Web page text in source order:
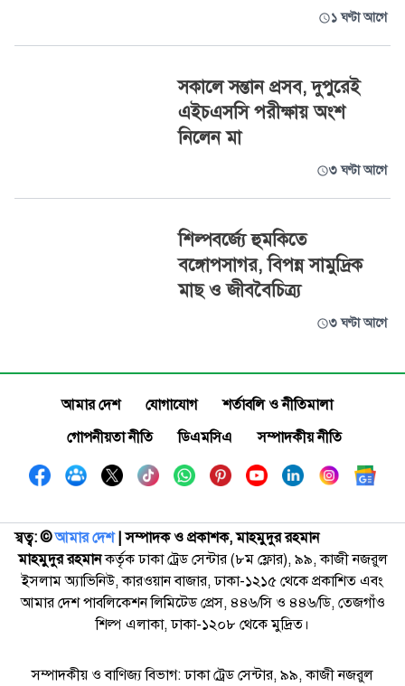
১ ঘণ্টা আগে
সকালে সন্তান প্রসব, দুপুরেই
এইচএসসি পরীক্ষায় অংশ
নিলেন মা
৩ ঘণ্টা আগে
শিল্পবর্জ্যে হুমকিতে
বঙ্গোপসাগর, বিপন্ন সামুদ্রিক
মাছ ও জীববৈচিত্র্য
৩ ঘণ্টা আগে
আমার দেশ যোগাযোগ
শর্তাবলি ও নীতিমালা
গোপনীয়তা নীতি
ডিএমসিএ সম্পাদকীয় নীতি
স্বত্ব: ©️আমার দেশ| সম্পাদক ও প্রকাশক, মাহমুদুর রহমান
মাহমুদুর রহমানকর্তৃক ঢাকা ট্রেড সেন্টার (৮ম ফ্লোর), ৯৯, কাজী নজরুল
ইসলাম অ্যাভিনিউ, কারওয়ান বাজার, ঢাকা-১২১৫ থেকে প্রকাশিত এবং
আমার দেশ পাবলিকেশন লিমিটেড প্রেস, ৪৪৬/সি ও ৪৪৬/ডি, তেজগাঁও
শিল্প এলাকা, ঢাকা-১২০৮ থেকে মুদ্রিত।
সম্পাদকীয় ও বাণিজ্য বিভাগ: ঢাকা ট্রেড সেন্টার, ৯৯, কাজী নজরুল